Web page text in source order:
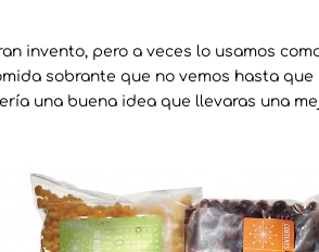
invento, pero a veces lo usamos
sobrante que no vemos hasta que
una buena idea que llevaras una